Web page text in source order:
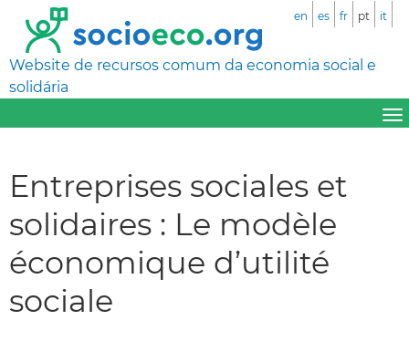
Website de recursos comum da economia social e
solidária
en es fr pt it
Entreprises sociales et
solidaires : Le modèle
économique d’utilité
sociale